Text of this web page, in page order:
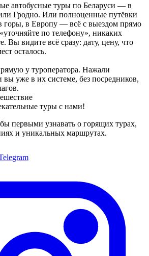
автобусные туры по Беларуси — в
Гродно. Или полноценные путёвки
горы, в Европу — всё с выездом прямо
по телефону», никаких
Вы видите всё сразу: дату, цену, что
осталось.
у туроператора. Нажали
уже в их системе, без посредников,
туры с нами!
первыми узнавать о горящих турах,
и уникальных маршрутах.